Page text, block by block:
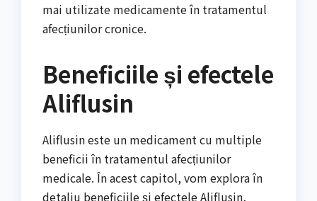
mai utilizate medicamente în tratamentul
afecțiunilor cronice.
Beneficiile și efectele
Aliflusin
Aliflusin este un medicament cu multiple
beneficii în tratamentul afecțiunilor
medicale. În acest capitol, vom explora în
detaliu beneficiile și efectele Aliflusin,